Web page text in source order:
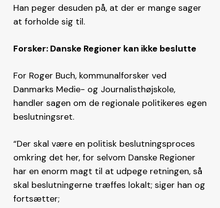
Han peger desuden på, at der er mange sager
at forholde sig til.
Forsker: Danske Regioner kan ikke beslutte
For Roger Buch, kommunalforsker ved
Danmarks Medie- og Journalisthøjskole,
handler sagen om de regionale politikeres egen
beslutningsret.
“Der skal være en politisk beslutningsproces
omkring det her, for selvom Danske Regioner
har en enorm magt til at udpege retningen, så
skal beslutningerne træffes lokalt; siger han og
fortsætter;